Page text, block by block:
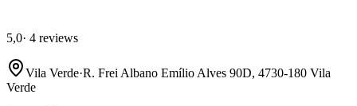
5,0· 4 reviews
Vila Verde·R. Frei Albano Emílio Alves 90D, 4730-180 Vila
Verde